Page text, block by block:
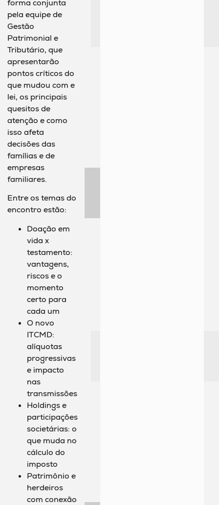
forma conjunta
pela equipe de
Gestão
Patrimonial e
Tributário, que
apresentarão
pontos críticos do
que mudou com e
lei, os principais
quesitos de
atenção e como
isso afeta
decisões das
famílias e de
empresas
familiares.
Entre os temas do
encontro estão:
Doação em
vida x
testamento:
vantagens,
riscos e o
momento
certo para
cada um
O novo
ITCMD:
alíquotas
progressivas
e impacto
nas
transmissões
Holdings e
participações
societárias: o
que muda no
cálculo do
imposto
Patrimônio e
herdeiros
com conexão